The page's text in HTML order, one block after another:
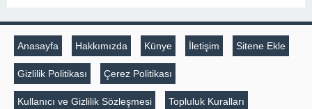
Anasayfa Hakkımızda Künye İletişim Sitene Ekle
Gizlilik Politikası Çerez Politikası
Kullanıcı ve Gizlilik Sözleşmesi Topluluk Kuralları